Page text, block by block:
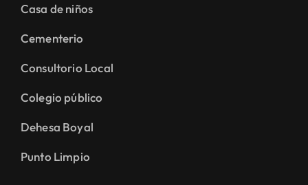
Casa de niños
Cementerio
Consultorio Local
Colegio público
Dehesa Boyal
Punto Limpio